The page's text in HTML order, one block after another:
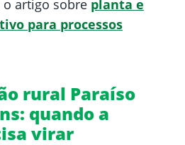
artigo sobre planta e
para processos
rural Paraíso
quando a
virar